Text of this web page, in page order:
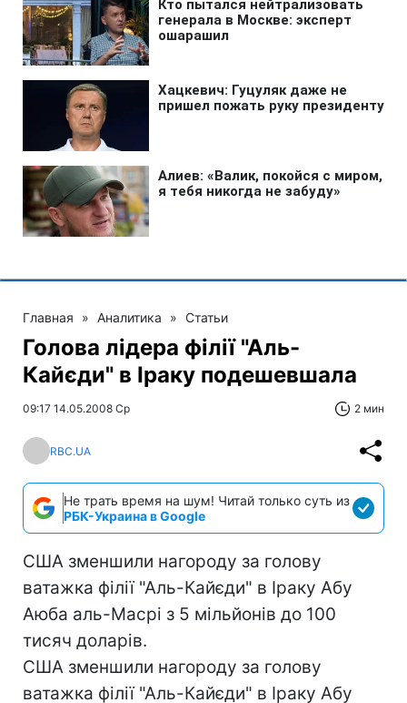
Главная » Аналитика » Статьи
Голова лідера філії "Аль-
Кайєди" в Іраку подешевшала
09:17 14.05.2008 Ср 2 мин
RBC.UA
Не трать время на шум! Читай только суть из
РБК-Украина в Google
США зменшили нагороду за голову
ватажка філії "Аль-Кайєди" в Іраку Абу
Аюба аль-Масрі з 5 мільйонів до 100
тисяч доларів.
США зменшили нагороду за голову
ватажка філії "Аль-Кайєди" в Іраку Абу